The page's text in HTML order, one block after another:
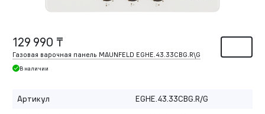
129 990 ₸
Газовая варочная панель MAUNFELD EGHE.43.33CBG.R\G
В наличии
Артикул
EGHE.43.33CBG.R/G